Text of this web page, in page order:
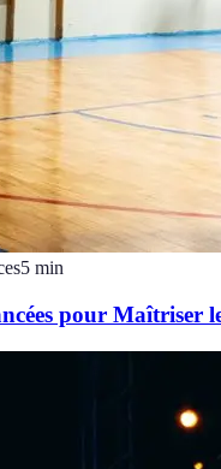
5 min
pour Maîtriser